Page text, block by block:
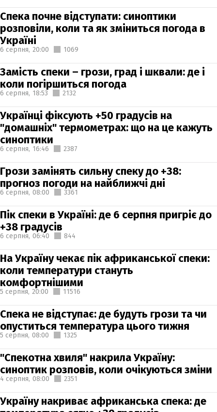
Спека почне відступати: синоптики
розповіли, коли та як зміниться погода в
Україні
6 серпня, 20:00 1069
Замість спеки – грози, град і шквали: де і
коли погіршиться погода
6 серпня, 18:53 2132
Українці фіксують +50 градусів на
"домашніх" термометрах: що на це кажуть
синоптики
6 серпня, 16:46 2387
Грози замінять сильну спеку до +38:
прогноз погоди на найближчі дні
6 серпня, 08:00 3361
Пік спеки в Україні: де 6 серпня пригріє до
+38 градусів
6 серпня, 06:40 844
На Україну чекає пік африканської спеки:
коли температури стануть
комфортнішими
5 серпня, 20:00 11516
Спека не відступає: де будуть грози та чи
опуститься температура цього тижня
5 серпня, 08:00 1325
"Спекотна хвиля" накрила Україну:
синоптик розповів, коли очікуються зміни
4 серпня, 08:00 2351
Україну накриває африканська спека: де